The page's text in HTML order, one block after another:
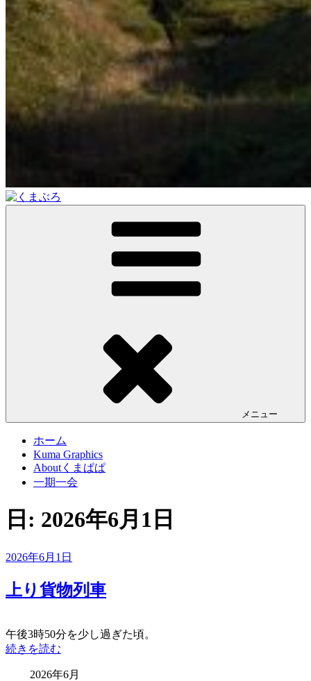
くまが入る温泉じゃありません。私くまぱぱのブログという
メニュー
ホーム
Kuma Graphics
Aboutくまぱぱ
一期一会
日: 2026年6月1日
投
日:
2026年6月1日
上り貨物列車
午後3時50分を少し過ぎた頃。
“上
続きを読む
2026年6月